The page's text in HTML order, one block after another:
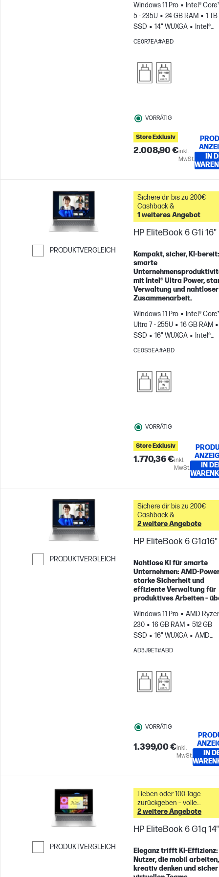
Windows 11 Pro
Intel®
5 - 235U
24 GB RAM
1 TB
SSD
14" WUXGA
Intel®
Grafikkarte
CE0R7EA#ABD
VORRÄTIG
Store Exklusiv
2.008,90 €inkl.
MwSt.
IN
PRODUKTVERGLEICH
Weiter zum Vergleichen
Sichere dir bis zu 200€
Cashback &
1 weiteres Angebot
HP EliteBook 6 G1i 16"
Kompakt, sicher, KI-
smarte
mit Intel® Ultra Power,
Verwaltung und nahtloser
Zusammenarbeit.
Windows 11 Pro
Intel®
Ultra 7 - 255U
16 GB RAM
SSD
16" WUXGA
Intel®
Grafikkarte
CE0S5EA#ABD
VORRÄTIG
Store Exklusiv
1.770,36 €inkl.
MwSt.
IN
PRODUKTVERGLEICH
Weiter zum Vergleichen
Sichere dir bis zu 200€
Cashback &
2 weitere Angebote
HP EliteBook 6 G1a16"
Nahtlose KI für smarte
Unternehmen: AMD-
starke Sicherheit und
effiziente Verwaltung für
produktives Arbeiten –
Windows 11 Pro
AMD
230
16 GB RAM
512 GB
SSD
16" WUXGA
AMD
Radeon™ 760M Grafikkarte
AD3J9ET#ABD
VORRÄTIG
1.399,00 €inkl.
MwSt.
IN
PRODUKTVERGLEICH
Weiter zum Vergleichen
Lieben oder 100-Tage
zurückgeben – volle
Rückerstattung &
2 weitere Angebote
HP EliteBook 6 G1q 14"
Eleganz trifft KI-Effizienz:
Nutzer, die mobil arbeiten,
kreativ denken und